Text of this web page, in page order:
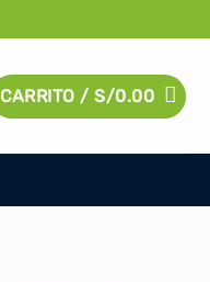
CARRITO /S/0.00